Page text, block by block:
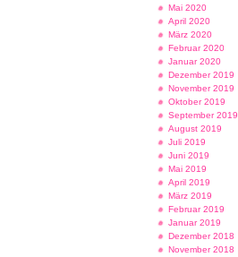
Mai 2020
April 2020
März 2020
Februar 2020
Januar 2020
Dezember 2019
November 2019
Oktober 2019
September 2019
August 2019
Juli 2019
Juni 2019
Mai 2019
April 2019
März 2019
Februar 2019
Januar 2019
Dezember 2018
November 2018